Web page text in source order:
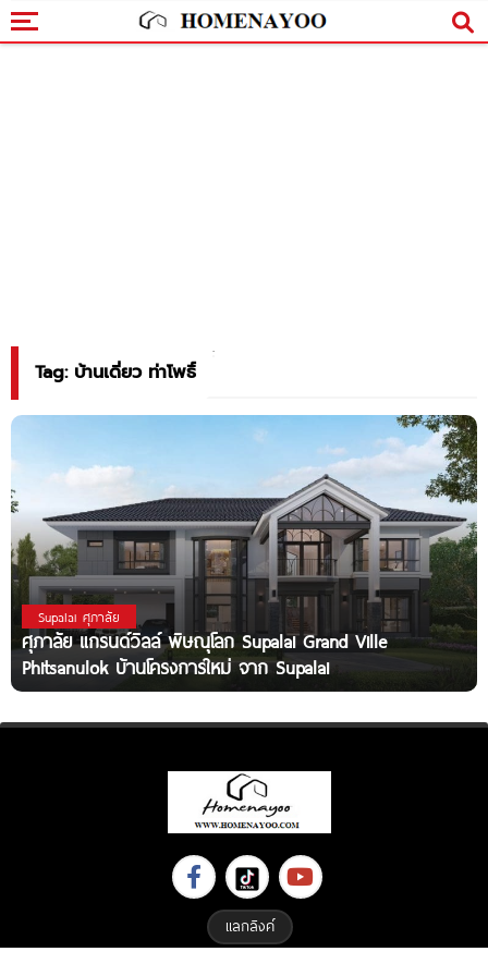
Tag: บ้านเดี่ยว ท่าโพธิ์
Supalai ศุภาลัย
ศุภาลัย แกรนด์วิลล์ พิษณุโลก Supalai Grand Ville
Phitsanulok บ้านโครงการใหม่ จาก Supalai
แลกลิงค์